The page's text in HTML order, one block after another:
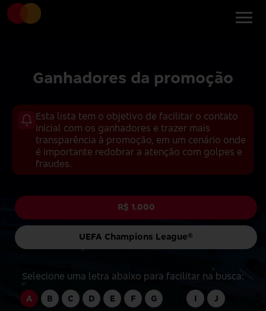
Ganhadores da promoção
Esta lista tem o objetivo de facilitar o contato
inicial com os ganhadores e trazer mais
transparência à promoção, em um cenário onde
é importante redobrar a atenção com golpes e
fraudes.
R$ 1.000
UEFA Champions League®
Selecione uma letra abaixo para facilitar na busca:
A B C D E F G I J